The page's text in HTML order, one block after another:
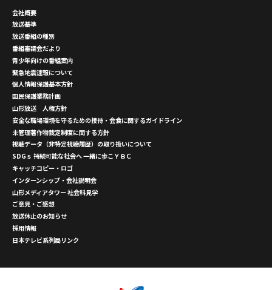
会社概要
放送基準
放送番組の種別
番組審議会だより
青少年向けの番組案内
緊急地震速報について
個人情報保護基本方針
国民保護業務計画
山形放送 人権方針
安全な職場環境を守るための接待・会食に関するガイドライン
未管理著作物裁定制度に関する方針
視聴データ（非特定視聴履歴）の取り扱いについて
SDGｓ 持続可能な社会へ 一緒に歩こＹＢＣ
キャッチコピー・ロゴ
インターンシップ・会社説明会
山形メディアタワー 社会科見学
ご意見・ご感想
放送休止のお知らせ
採用情報
日本テレビ系列局リンク